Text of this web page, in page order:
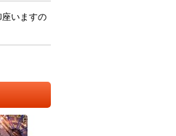
いますの